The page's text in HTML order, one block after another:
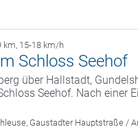
km, 15-18 km/h
Schloss Seehof
über Hallstadt,
Seehof. Nach einer
Gaustadter Hauptstraße /